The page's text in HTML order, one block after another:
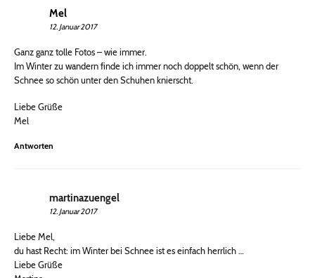
Mel
12. Januar 2017
Ganz ganz tolle Fotos – wie immer.
Im Winter zu wandern finde ich immer noch doppelt schön, wenn der
Schnee so schön unter den Schuhen knierscht.
Liebe Grüße
Mel
Antworten
martinazuengel
12. Januar 2017
Liebe Mel,
du hast Recht: im Winter bei Schnee ist es einfach herrlich …
Liebe Grüße